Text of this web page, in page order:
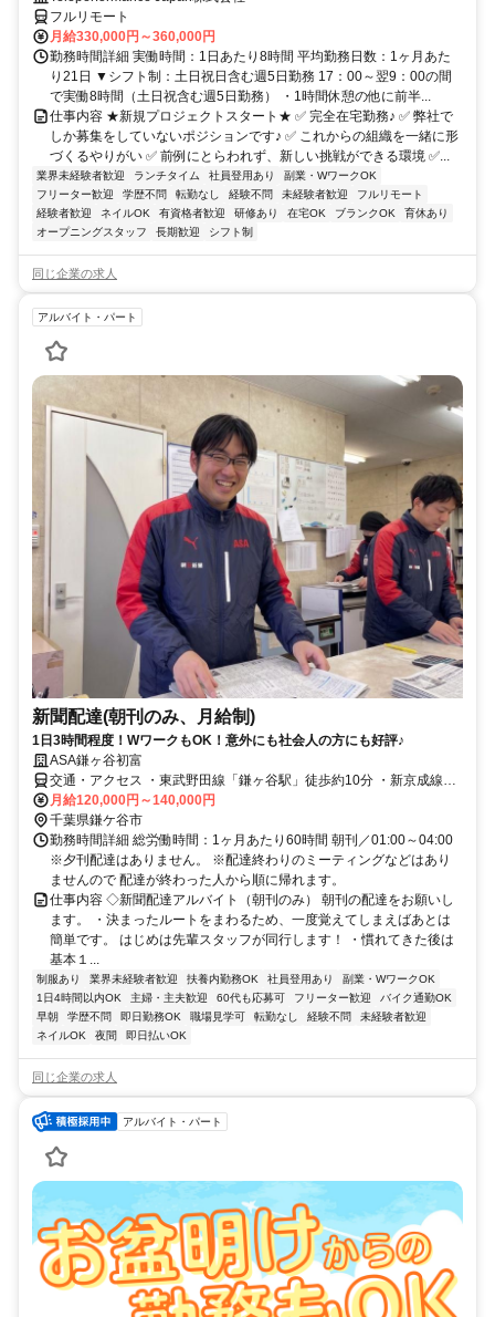
フルリモート
月給330,000円～360,000円
勤務時間詳細 実働時間：1日あたり8時間 平均勤務日数：1ヶ月あた
り21日 ▼シフト制：土日祝日含む週5日勤務 17：00～翌9：00の間
で実働8時間（土日祝含む週5日勤務） ・1時間休憩の他に前半...
仕事内容 ★新規プロジェクトスタート★ ✅ 完全在宅勤務♪ ✅ 弊社で
しか募集をしていないポジションです♪ ✅ これからの組織を一緒に形
づくるやりがい ✅ 前例にとらわれず、新しい挑戦ができる環境 ✅...
業界未経験者歓迎 ランチタイム 社員登用あり
副業・WワークOK
フリーター歓迎
学歴不問 転勤なし 経験不問 未経験者歓迎
フルリモート
経験者歓迎
ネイルOK 有資格者歓迎 研修あり 在宅OK ブランクOK
育休あり
オープニングスタッフ
長期歓迎 シフト制
同じ企業の求人
アルバイト・パート
新聞配達(朝刊のみ、月給制)
1日3時間程度！WワークもOK！意外にも社会人の方にも好評♪
ASA鎌ヶ谷初富
交通・アクセス ・東武野田線「鎌ヶ谷駅」徒歩約10分 ・新京成線
「初富駅」から徒歩約8分 ・新京成線「北初富駅」から徒歩約15分
月給120,000円～140,000円
千葉県鎌ケ谷市
勤務時間詳細 総労働時間：1ヶ月あたり60時間 朝刊／01:00～04:00
※夕刊配達はありません。 ※配達終わりのミーティングなどはあり
ませんので 配達が終わった人から順に帰れます。
仕事内容 ◇新聞配達アルバイト（朝刊のみ） 朝刊の配達をお願いし
ます。 ・決まったルートをまわるため、一度覚えてしまえばあとは
簡単です。 はじめは先輩スタッフが同行します！ ・慣れてきた後は
基本１...
制服あり 業界未経験者歓迎 扶養内勤務OK 社員登用あり
副業・WワークOK
1日4時間以内OK
主婦・主夫歓迎 60代も応募可 フリーター歓迎
バイク通勤OK
早朝
学歴不問 即日勤務OK 職場見学可 転勤なし 経験不問
未経験者歓迎
ネイルOK
夜間 即日払いOK
同じ企業の求人
アルバイト・パート